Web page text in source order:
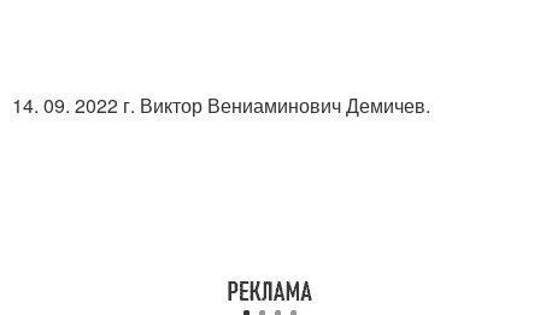
14. 09. 2022 г. Виктор Вениаминович Демичев.